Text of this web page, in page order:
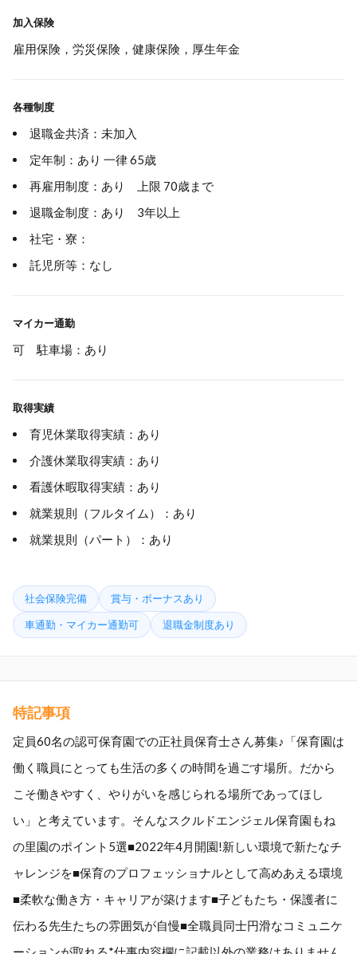
加入保険
雇用保険，労災保険，健康保険，厚生年金
各種制度
退職金共済：未加入
定年制：あり 一律 65歳
再雇用制度：あり 上限 70歳まで
退職金制度：あり 3年以上
社宅・寮：
託児所等：なし
マイカー通勤
可 駐車場：あり
取得実績
育児休業取得実績：あり
介護休業取得実績：あり
看護休暇取得実績：あり
就業規則（フルタイム）：あり
就業規則（パート）：あり
社会保険完備 賞与・ボーナスあり
車通勤・マイカー通勤可 退職金制度あり
特記事項
定員60名の認可保育園での正社員保育士さん募集♪「保育園は
働く職員にとっても生活の多くの時間を過ごす場所。だから
こそ働きやすく、やりがいを感じられる場所であってほし
い」と考えています。そんなスクルドエンジェル保育園もね
の里園のポイント5選■2022年4月開園!新しい環境で新たなチ
ャレンジを■保育のプロフェッショナルとして高めあえる環境
■柔軟な働き方・キャリアが築けます■子どもたち・保護者に
伝わる先生たちの雰囲気が自慢■全職員同士円滑なコミュニケ